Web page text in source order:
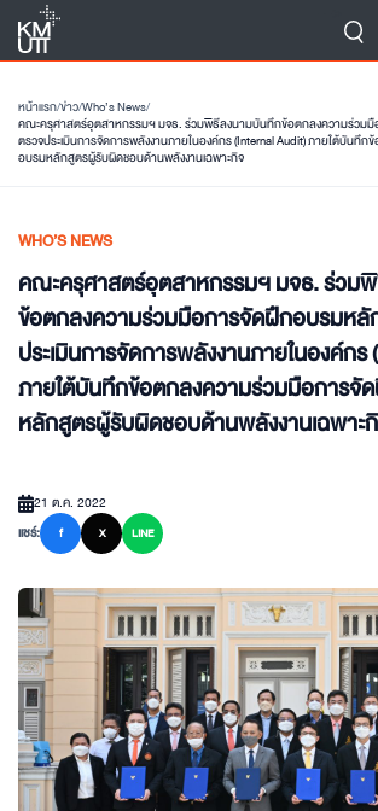
หน้าแรก/ข่าว/Who’s News/
คณะครุศาสตร์อุตสาหกรรมฯ มจธ. ร่วมพิธีลงนามบันทึกข้อตกลงความร่วม
ตรวจประเมินการจัดการพลังงานภายในองค์กร (Internal Audit) ภายใต้บันทึ
อบรมหลักสูตรผู้รับผิดชอบด้านพลังงานเฉพาะกิจ
WHO’S NEWS
คณะครุศาสตร์อุตสาหกรรมฯ มจธ. ร่วม
ข้อตกลงความร่วมมือการจัดฝึกอบรมห
ประเมินการจัดการพลังงานภายในองค์ก
ภายใต้บันทึกข้อตกลงความร่วมมือการจั
หลักสูตรผู้รับผิดชอบด้านพลังงานเฉพาะ
21 ต.ค. 2022
แชร์:
f X LINE